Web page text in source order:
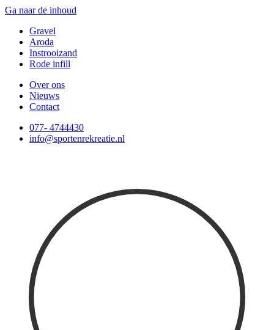
Ga naar de inhoud
Gravel
Aroda
Instrooizand
Rode infill
Over ons
Nieuws
Contact
077- 4744430
info@sportenrekreatie.nl